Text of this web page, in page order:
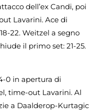
dell’ex Candi, poi
Lavarini. Ace di
22. Weitzel a segno
il primo set: 21-25.
0 in apertura di
time-out Lavarini. Al
a Daalderop-Kurtagic